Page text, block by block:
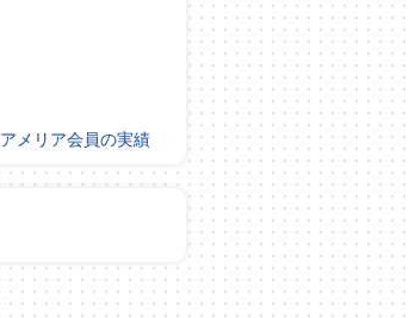
アメリア会員の実績